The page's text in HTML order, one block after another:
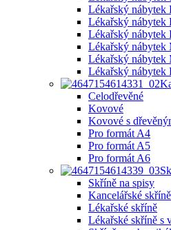
Lékařský
Lékařský
Lékařský nábytek
Lékařský
Lékařský
Lékařský
Celodřevěné
Kovové
Kovové s
Pro formát A4
Pro formát A5
Pro formát A6
Skříně na spisy
Kancelářské skříně
Lékařské skříně
Lékařské skříně s